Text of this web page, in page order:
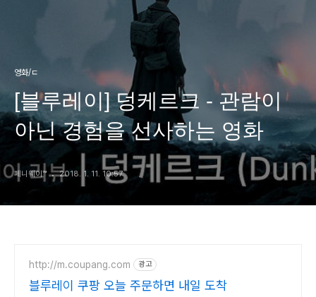
영화/ㄷ
[블루레이] 덩케르크 - 관람이
아닌 경험을 선사하는 영화
페니웨이™ 2018. 1. 11. 10:57
http://m.coupang.com 광고
블루레이 쿠팡 오늘 주문하면 내일 도착